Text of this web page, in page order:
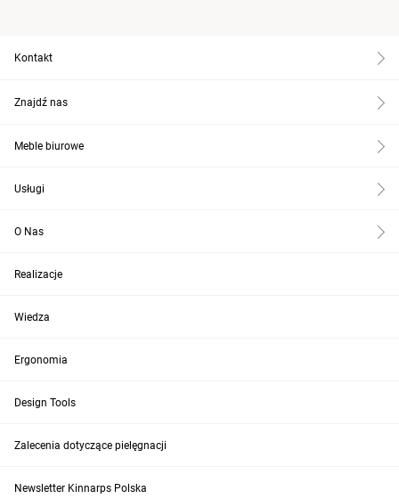
Kontakt
Znajdź nas
Meble biurowe
Usługi
O Nas
Realizacje
Wiedza
Ergonomia
Design Tools
Zalecenia dotyczące pielęgnacji
Newsletter Kinnarps Polska